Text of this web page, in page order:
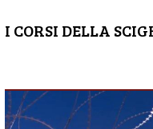
I CORSI DELLA